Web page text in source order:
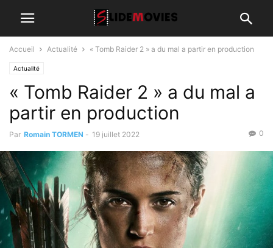
Accueil Actualité « Tomb Raider 2 » a du mal a partir en production
Actualité
« Tomb Raider 2 » a du mal a
partir en production
Par Romain TORMEN - 19 juillet 2022 0